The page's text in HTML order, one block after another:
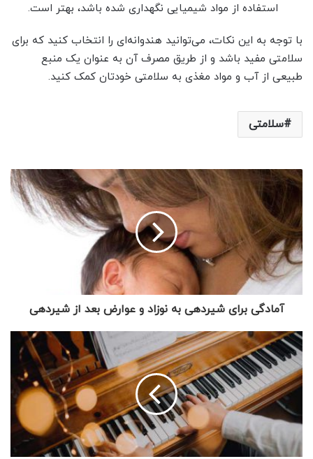
استفاده از مواد شیمیایی نگهداری شده باشد، بهتر است.
با توجه به این نکات، می‌توانید هندوانه‌ای را انتخاب کنید که برای
سلامتی مفید باشد و از طریق مصرف آن به عنوان یک منبع
طبیعی از آب و مواد مغذی به سلامتی خودتان کمک کنید.
سلامتی
آمادگی برای شیردهی به نوزاد و عوارض بعد از شیردهی